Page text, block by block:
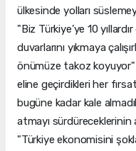
ülkesinde yolları
"Biz Türkiye’ye 10
duvarlarını yıkmaya
önümüze takoz
eline geçirdikleri her
bugüne kadar kale
atmayı sürdüreceklerinin
"Türkiye ekonomisini